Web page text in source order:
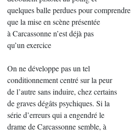
quelques balle perdues pour comprendre
que la mise en scène présentée
à Carcassonne n’est déjà pas
qu’un exercice
On ne développe pas un tel
conditionnement centré sur la peur
de l’autre sans induire, chez certains
de graves dégâts psychiques. Si la
série d’erreurs qui a engendré le
drame de Carcassonne semble, à